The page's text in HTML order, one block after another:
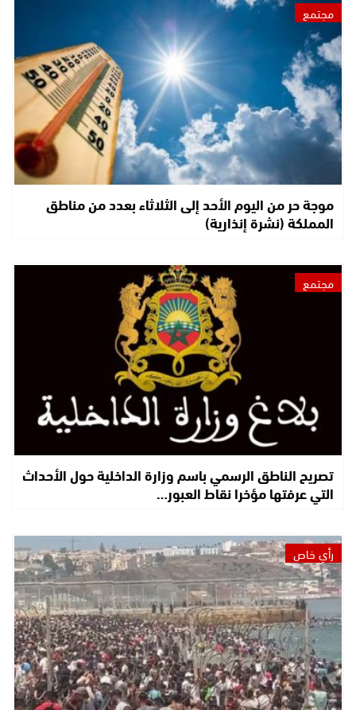
مجتمع
موجة حر من اليوم الأحد إلى الثلاثاء بعدد من مناطق
المملكة (نشرة إنذارية)
مجتمع
تصريح الناطق الرسمي باسم وزارة الداخلية حول الأحداث
التي عرفتها مؤخرا نقاط العبور…
رأي خاص